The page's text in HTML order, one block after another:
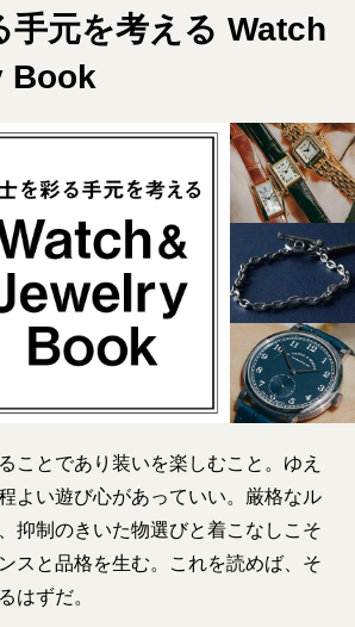
手元を考える Watch
Book
ことであり装いを楽しむこと。ゆえ
よい遊び心があっていい。厳格なル
抑制のきいた物選びと着こなしこそ
スと品格を生む。これを読めば、そ
はずだ。